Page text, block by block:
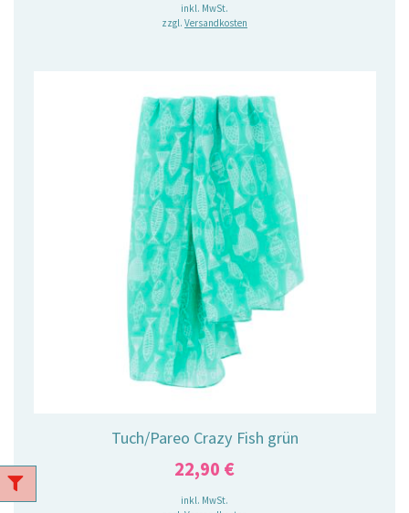
inkl. MwSt.
zzgl. Versandkosten
Tuch/Pareo Crazy Fish grün
22,90 €
inkl. MwSt.